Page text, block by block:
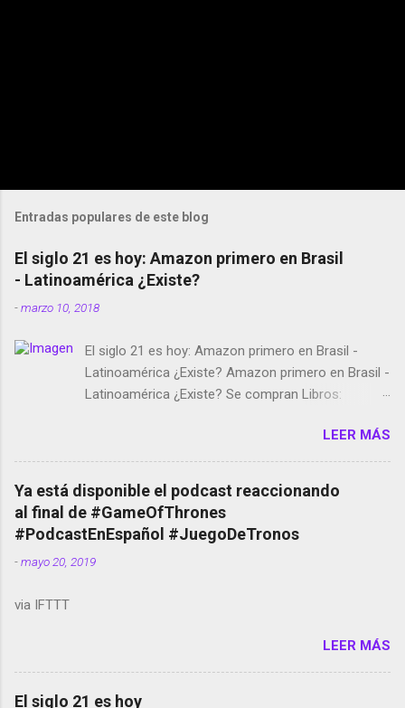
Entradas populares de este blog
El siglo 21 es hoy: Amazon primero en Brasil
- Latinoamérica ¿Existe?
-marzo 10, 2018
El siglo 21 es hoy: Amazon primero en Brasil -
Latinoamérica ¿Existe? Amazon primero en Brasil -
Latinoamérica ¿Existe? Se compran Libros:
temporada de Black Mirror Twitter deja de verificar
cuentas Responden los fotógrafos Brian May y el
copyright en Instagram Música y vídeo selfies en la
red social Riddley Scott saca a Kevin Spacey de su
película Francisco regaña a los que usan el
smartphone en sus misas La serie de la Tierra
Media GoBee - StartUp de bicicletas de alquiler
Live Photos en Google Photos Llegando Partimos
Dictados en Android El tamaño y su importancia...
LEER MÁS
Ya está disponible el podcast reaccionando
al final de #GameOfThrones
#PodcastEnEspañol #JuegoDeTronos
-mayo 20, 2019
via IFTTT
LEER MÁS
El siglo 21 es hoy